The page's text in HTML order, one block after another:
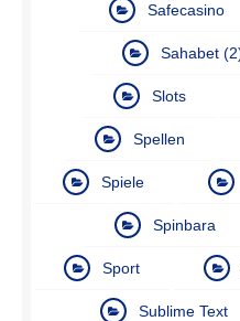
Safecasino
Sahabet
Slots
Spellen
Spiele
Spinbara
Sport
Sublime Text